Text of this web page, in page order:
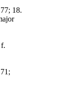
18.